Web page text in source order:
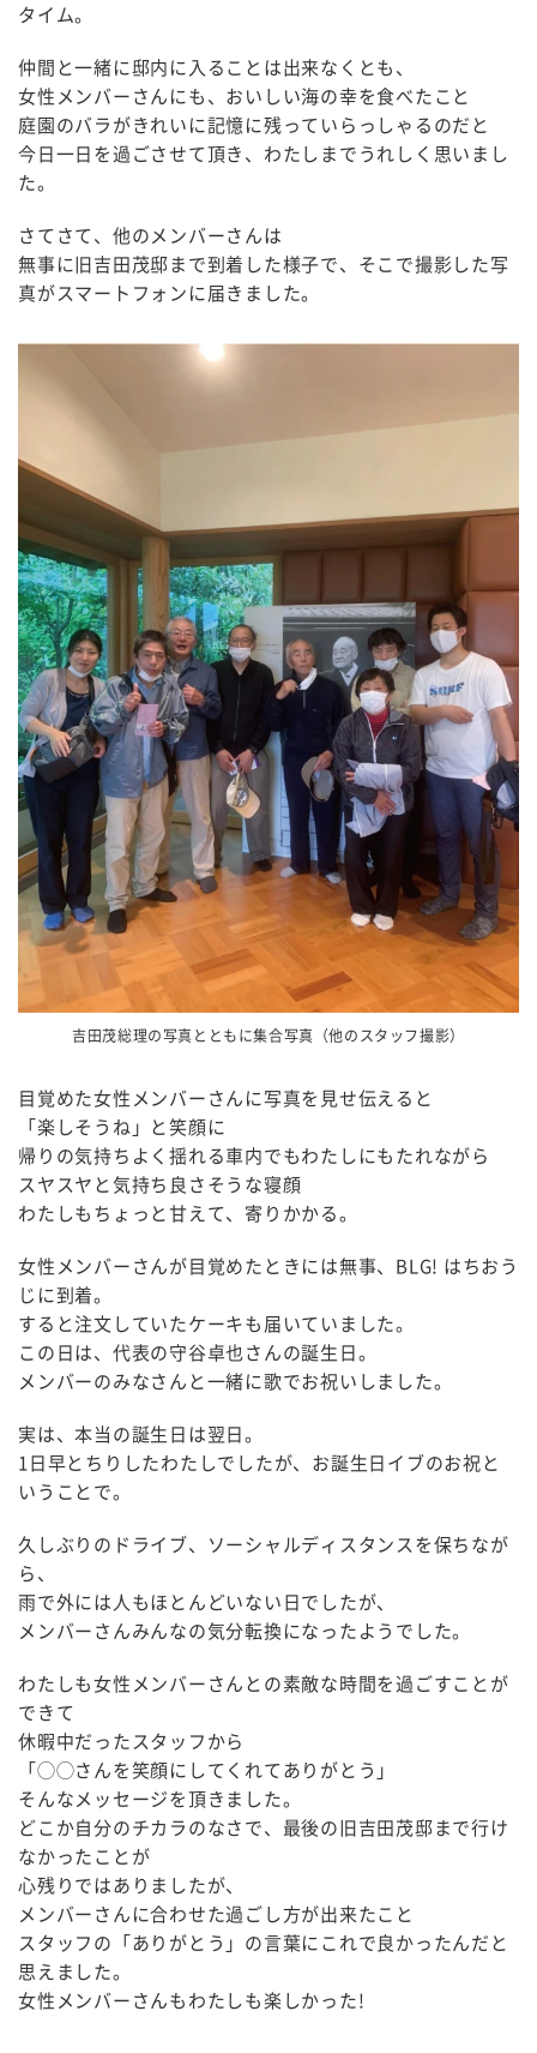
タイム。
仲間と一緒に邸内に入ることは出来なくとも、
女性メンバーさんにも、おいしい海の幸を食べたこと
庭園のバラがきれいに記憶に残っていらっしゃるのだと
今日一日を過ごさせて頂き、わたしまでうれしく思いまし
た。
さてさて、他のメンバーさんは
無事に旧吉田茂邸まで到着した様子で、そこで撮影した写
真がスマートフォンに届きました。
吉田茂総理の写真とともに集合写真（他のスタッフ撮影）
目覚めた女性メンバーさんに写真を見せ伝えると
「楽しそうね」と笑顔に
帰りの気持ちよく揺れる車内でもわたしにもたれながら
スヤスヤと気持ち良さそうな寝顔
わたしもちょっと甘えて、寄りかかる。
女性メンバーさんが目覚めたときには無事、BLG! はちおう
じに到着。
すると注文していたケーキも届いていました。
この日は、代表の守谷卓也さんの誕生日。
メンバーのみなさんと一緒に歌でお祝いしました。
実は、本当の誕生日は翌日。
1日早とちりしたわたしでしたが、お誕生日イブのお祝と
いうことで。
久しぶりのドライブ、ソーシャルディスタンスを保ちなが
ら、
雨で外には人もほとんどいない日でしたが、
メンバーさんみんなの気分転換になったようでした。
わたしも女性メンバーさんとの素敵な時間を過ごすことが
できて
休暇中だったスタッフから
「◯◯さんを笑顔にしてくれてありがとう」
そんなメッセージを頂きました。
どこか自分のチカラのなさで、最後の旧吉田茂邸まで行け
なかったことが
心残りではありましたが、
メンバーさんに合わせた過ごし方が出来たこと
スタッフの「ありがとう」の言葉にこれで良かったんだと
思えました。
女性メンバーさんもわたしも楽しかった!